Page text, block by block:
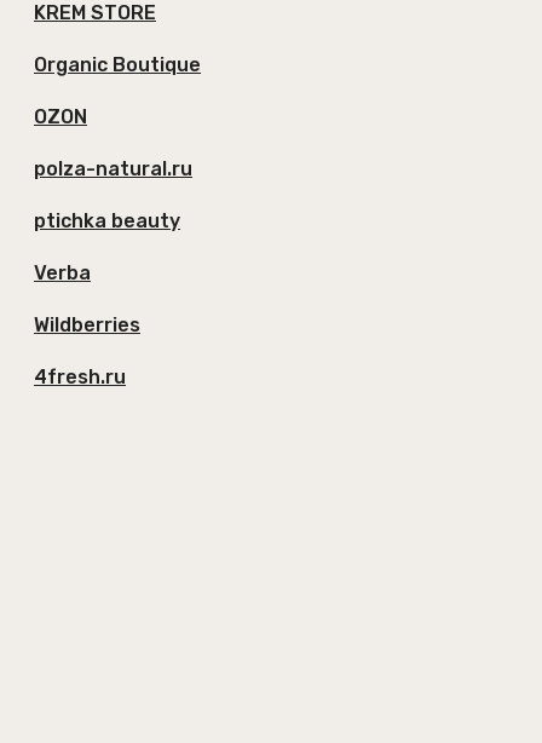
KREM STORE
Organic Boutique
OZON
polza-natural.ru
ptichka beauty
Verba
Wildberries
4fresh.ru